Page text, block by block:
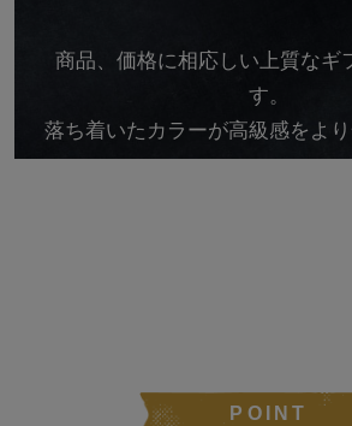
商品、価格に相応しい上質なギ
す。
落ち着いたカラーが高級感をより
POINT